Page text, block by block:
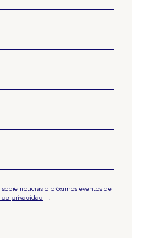
noticias o próximos eventos de
de privacidad